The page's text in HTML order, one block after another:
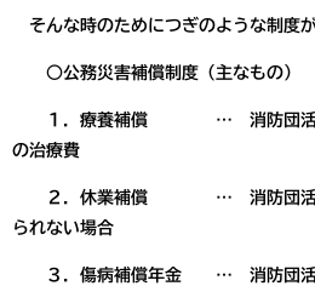
そんな時のためにつぎのような制度が
○公務災害補償制度（主なもの）
１．療養補償 … 消防団活動中
の治療費
２．休業補償 … 消防団活動中
られない場合
３．傷病補償年金 … 消防団活動